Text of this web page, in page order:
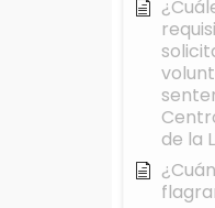
de la